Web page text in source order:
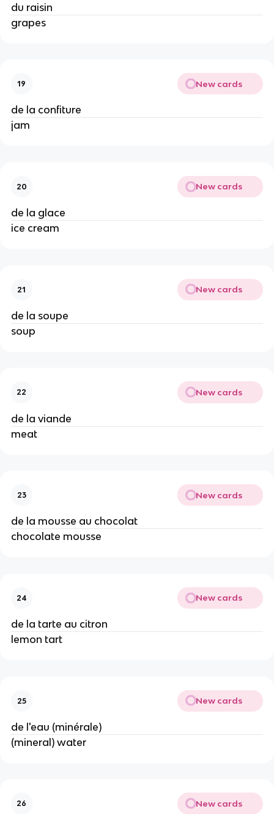
du raisin
grapes
19 New cards
de la confiture
jam
20 New cards
de la glace
ice cream
21 New cards
de la soupe
soup
22 New cards
de la viande
meat
23 New cards
de la mousse au chocolat
chocolate mousse
24 New cards
de la tarte au citron
lemon tart
25 New cards
de l'eau (minérale)
(mineral) water
26 New cards